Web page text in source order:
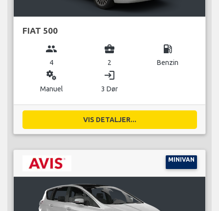
FIAT 500
group
4
business_center
2
local_gas_station
Benzin
miscellaneous_services
Manuel
login
3 Dør
VIS DETALJER...
MINIVAN